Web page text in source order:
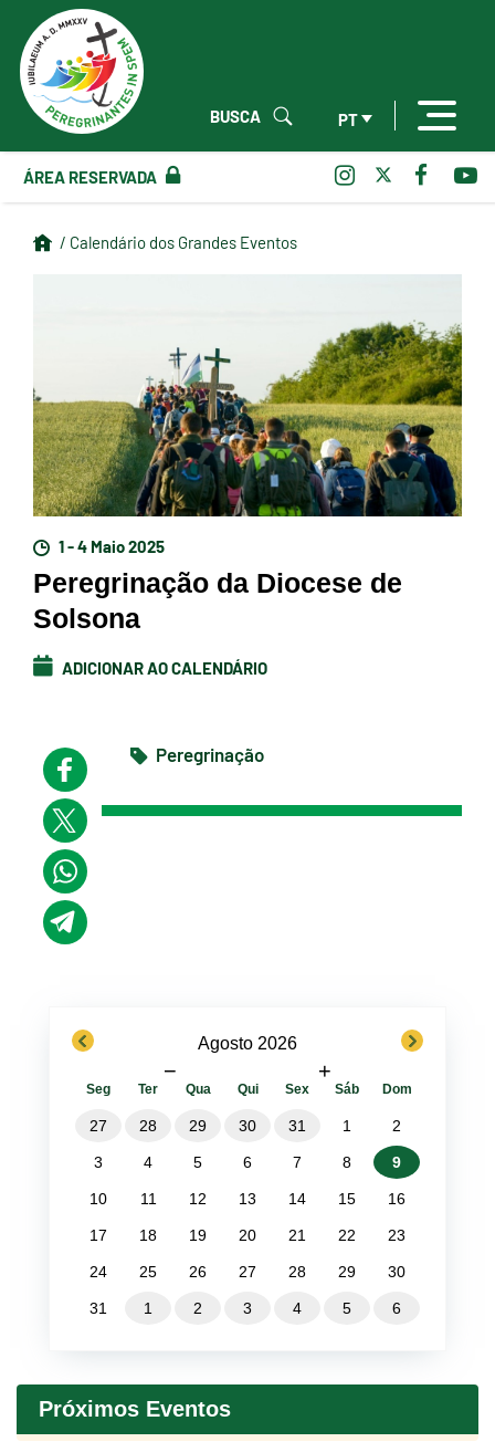
PT
BUSCA
ÁREA RESERVADA
/ Calendário dos Grandes Eventos
1 - 4 Maio 2025
Peregrinação da Diocese de
Solsona
ADICIONAR AO CALENDÁRIO
Peregrinação
previous Agosto 2026
− +
next
Seg Ter Qua Qui Sex Sáb Dom
27 28 29 30 31 1 2
3 4 5 6 7 8 9
10 11 12 13 14 15 16
17 18 19 20 21 22 23
24 25 26 27 28 29 30
31 1 2 3 4 5 6
Próximos Eventos